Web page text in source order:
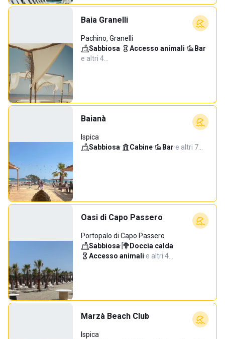
Baia Granelli
Pachino, Granelli
Sabbiosa· Accesso animali· Bar·
e altri 4…
Baianà
Ispica
Sabbiosa· Cabine· Bar·e altri 7…
Oasi di Capo Passero
Portopalo di Capo Passero
Sabbiosa· Doccia calda·
Accesso animali·e altri 4…
Marzà Beach Club
Ispica